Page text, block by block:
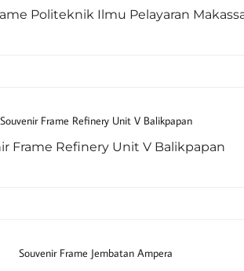
Politeknik Ilmu Pelayaran
Frame Refinery Unit V Balikpapan